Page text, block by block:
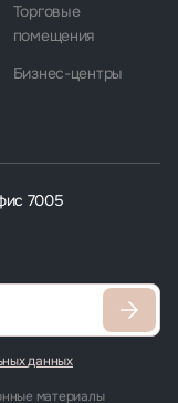
7005
данных
материалы
Торговые
помещения
Бизнес-центры